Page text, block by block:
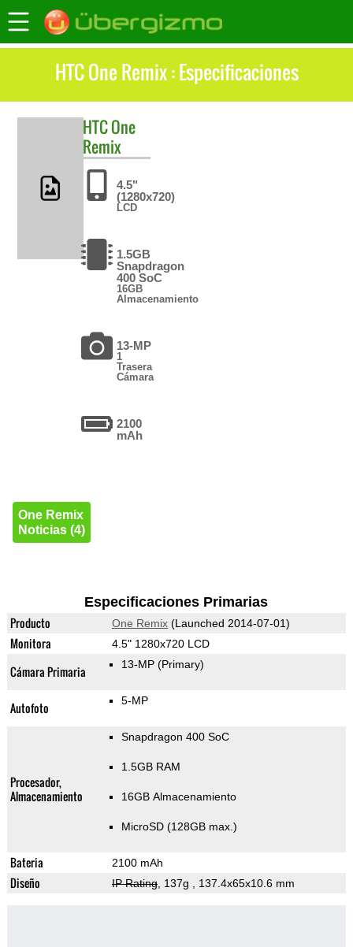
HTC One Remix : Especificaciones
HTCOne
Remix
4.5"
(1280x720)
LCD
1.5GB
Snapdragon
400 SoC
16GB
Almacenamiento
13-MP
1
Trasera
Cámara
2100
mAh
One Remix
Noticias (4)
Especificaciones Primarias
Producto One Remix(Launched 2014-07-01)
Monitora 4.5" 1280x720 LCD
Cámara Primaria 13-MP (Primary)
Autofoto 5-MP
Procesador,
Almacenamiento
Snapdragon 400 SoC
1.5GB RAM
16GB Almacenamiento
MicroSD (128GB max.)
Bateria 2100 mAh
Diseño IP Rating, 137g , 137.4x65x10.6 mm